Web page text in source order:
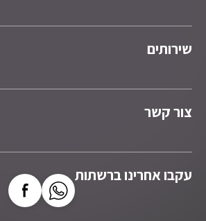
שירותים
צור קשר
עקבו אחרינו ברשתות